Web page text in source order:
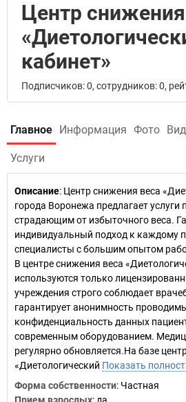
Центр
кабинет»
Подписчиков: 0, сотрудников: 0,
Главное Информация Фото
Услуги
Описание: Центр снижения веса
города Воронежа предлагает услуги
страдающим от избыточного веса.
индивидуальный подход к каждому
специалисты с большим опытом
В центре снижения веса
используются только
учреждения строго соблюдает
гарантирует анонимность
конфиденциальность данных
современным оборудованием.
регулярно обновляется.На базе
«Диетологический Показать
Форма собственности: Частная